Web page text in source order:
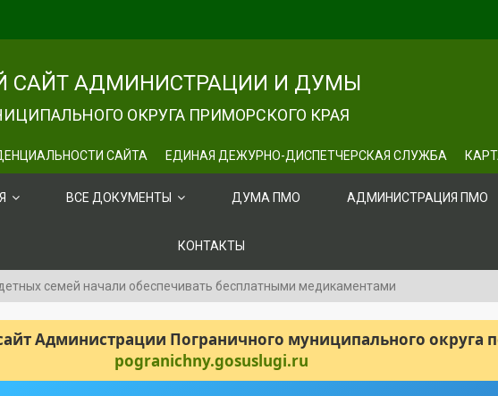
САЙТ АДМИНИСТРАЦИИ И ДУМЫ
ОКРУГА ПРИМОРСКОГО КРАЯ
САЙТА ЕДИНАЯ ДЕЖУРНО-ДИСПЕТЧЕРСКАЯ СЛУЖБА
ВСЕ ДОКУМЕНТЫ ДУМА ПМО АДМИНИСТРАЦИЯ ПМО
КОНТАКТЫ
семей начали обеспечивать бесплатными медикаментами
Администрации Пограничного муниципального округа
pogranichny.gosuslugi.ru